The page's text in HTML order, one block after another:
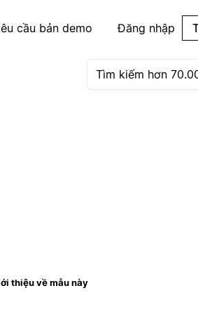
cầu bản demo Đăng nhập
thiệu về mẫu này